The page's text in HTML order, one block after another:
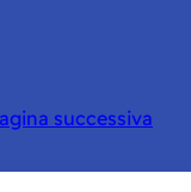
successiva